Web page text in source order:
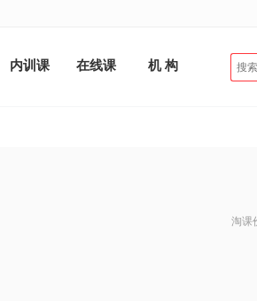
内训课 在线课 机 构
淘课